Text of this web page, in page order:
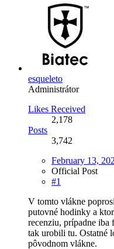
esqueleto
Administrátor
Likes Received
2,178
Posts
3,742
February 13,
Official Post
#1
V tomto vlákne
putovné hodinky a
recenziu, prípadne iba
tak urobili tu. Ostatné
pôvodnom vlákne.